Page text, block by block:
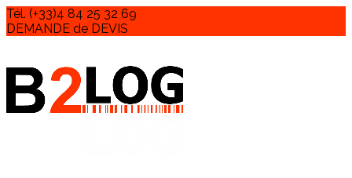
Tél. (+33)4 84 25 32 69
DEMANDE de DEVIS